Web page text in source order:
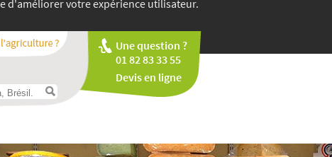
d'améliorer votre expérience utilisateur.
Une question ?
01 82 83 33 55
Devis en ligne